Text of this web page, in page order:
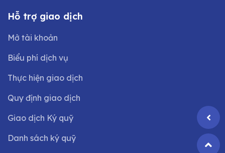
Hỗ trợ giao dịch
Mở tài khoản
Biểu phí dịch vụ
Thực hiện giao dịch
Quy định giao dịch
Giao dịch Ký quỹ
Danh sách ký quỹ